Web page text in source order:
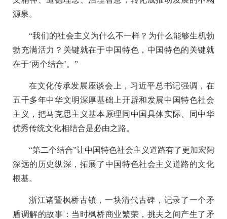
源泉。
“我们的社会主义为什么不一样？为什么能够生机勃
勃充满活力？关键就在于中国特色，中国特色的关键就
在于‘两个结合’。”
在文化传承发展座谈会上，习近平总书记强调，在
五千多年中华文明深厚基础上开辟和发展中国特色社会
主义，把马克思主义基本原理同中国具体实际、同中华
优秀传统文化相结合是必由之路。
“第二个结合”让中国特色社会主义道路有了更加宏阔
深远的历史纵深，拓展了中国特色社会主义道路的文化
根基。
浙江诸暨枫桥古镇，一块清代古碑，记录了一个矛
盾调解的故事：当时枫桥商业繁荣，挑夫之间产生了矛